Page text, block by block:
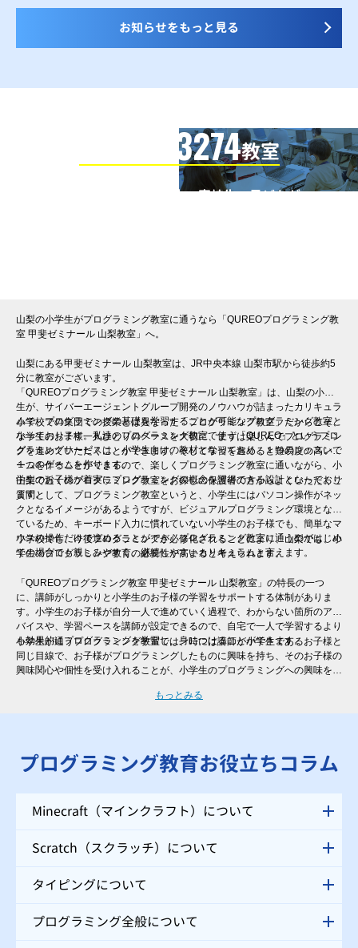
お知らせをもっと見る
3274教室
全国の小学生・中学生・高校生・子どもが
山梨の小学生がプログラミング教室に通うなら「QUREOプログラミング教
室 甲斐ゼミナール 山梨教室」へ。
山梨にある甲斐ゼミナール 山梨教室は、JR中央本線 山梨市駅から徒歩約5
分に教室がございます。
「QUREOプログラミング教室 甲斐ゼミナール 山梨教室」は、山梨の小学
生が、サイバーエージェントグループ開発のノウハウが詰まったカリキュラ
ムで、プログラミングの基礎を学習することが可能なプログラミング教室と
なっております。私達のプログラミング教室で使う「QUREO」というプロ
グラミングサービスは、小学生向けの教材となっており、１つのレッスンで
１つのゲームを作ります。
小学校での集団での授業とは異なった「プログラミング教室」だからこそ、
小学生のお子様一人ひとりのペースを大切に、まずは楽しんでプログラミン
グを進めていただくことができます。そして学習を進めると難易度の高いゲ
ームを作ることができるので、楽しくプログラミング教室に通いながら、小
学生のお子様が着実にプログラミングの概念を習得できる設計となっており
ます。
山梨で近くのプログラミング教室をお探しの保護者の方からよくいただくご
質問として、プログラミング教室というと、小学生にはパソコン操作がネッ
クとなるイメージがあるようですが、ビジュアルプログラミング環境となっ
ているため、キーボード入力に慣れていない小学生のお子様でも、簡単なマ
ウスの操作だけで進めることができ、プログラミング教室に通うのがはじめ
ての場合でも親しみやすく、継続しやすいカリキュラムと言えます。
小学校でも、今後プログラミングが必修化されることにより、山梨でも、小
学生のプログラミング教育の必要性が高まると考えられます。
「QUREOプログラミング教室 甲斐ゼミナール 山梨教室」の特長の一つ
に、講師がしっかりと小学生のお子様の学習をサポートする体制がありま
す。小学生のお子様が自分一人で進めていく過程で、わからない箇所のアド
バイスや、学習ペースを講師が設定できるので、自宅で一人で学習するより
も効果的にプログラミングを学習し、身につけることができます。
小学生が通うプログラミング教室では、時には講師が小学生であるお子様と
同じ目線で、お子様がプログラミングしたものに興味を持ち、そのお子様の
興味関心や個性を受け入れることが、小学生のプログラミングへの興味を継
度に合わせた個別指導を行う「QUREOプログラミング教室 甲斐ゼミナール
もっとみる
プログラミング教育お役立ちコラム
Minecraft（マインクラフト）について
Scratch（スクラッチ）について
タイピングについて
プログラミング全般について